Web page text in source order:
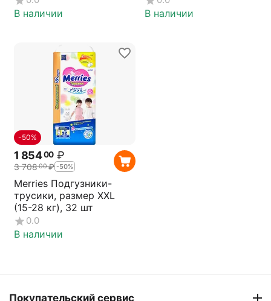
В наличии В наличии
-50%
1 85400 ₽
3 70800₽ -50%
Merries Подгузники-
трусики, размер XXL
(15-28 кг), 32 шт
0.0
В наличии
Покупательский сервис